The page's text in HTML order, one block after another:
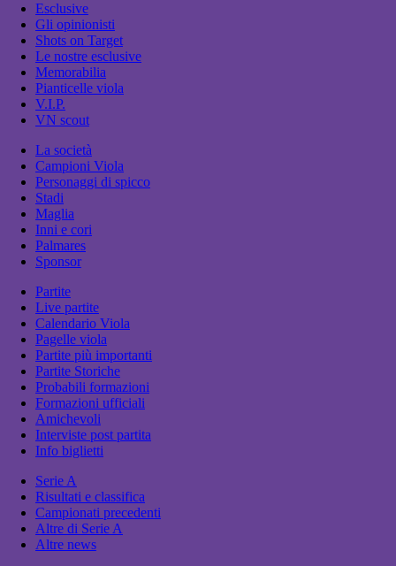
Esclusive
Gli opinionisti
Shots on Target
Le nostre esclusive
Memorabilia
Pianticelle viola
V.I.P.
VN scout
La società
Campioni Viola
Personaggi di spicco
Stadi
Maglia
Inni e cori
Palmares
Sponsor
Partite
Live partite
Calendario Viola
Pagelle viola
Partite più importanti
Partite Storiche
Probabili formazioni
Formazioni ufficiali
Amichevoli
Interviste post partita
Info biglietti
Serie A
Risultati e classifica
Campionati precedenti
Altre di Serie A
Altre news